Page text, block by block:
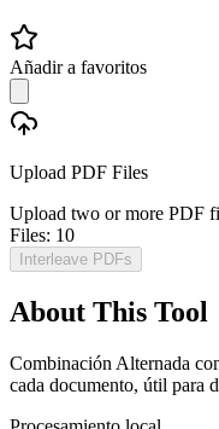
Añadir a favoritos
Upload PDF Files
Upload two or more PDF
Files: 10
Interleave PDFs
About This Tool
Combinación Alternada
cada documento, útil para